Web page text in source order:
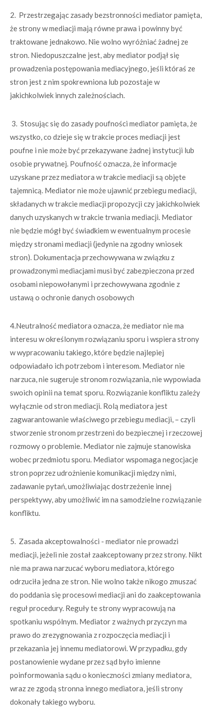
2. Przestrzegając zasady bezstronności mediator pamięta,
że strony w mediacji mają równe prawa i powinny być
traktowane jednakowo. Nie wolno wyróżniać żadnej ze
stron. Niedopuszczalne jest, aby mediator podjął się
prowadzenia postępowania mediacyjnego, jeśli któraś ze
stron jest z nim spokrewniona lub pozostaje w
jakichkolwiek innych zależnościach.
3. Stosując się do zasady poufności mediator pamięta, że
wszystko, co dzieje się w trakcie proces mediacji jest
poufne i nie może być przekazywane żadnej instytucji lub
osobie prywatnej. Poufność oznacza, że informacje
uzyskane przez mediatora w trakcie mediacji są objęte
tajemnicą. Mediator nie może ujawnić przebiegu mediacji,
składanych w trakcie mediacji propozycji czy jakichkolwiek
danych uzyskanych w trakcie trwania mediacji. Mediator
nie będzie mógł być świadkiem w ewentualnym procesie
między stronami mediacji (jedynie na zgodny wniosek
stron). Dokumentacja przechowywana w związku z
prowadzonymi mediacjami musi być zabezpieczona przed
osobami niepowołanymi i przechowywana zgodnie z
ustawą o ochronie danych osobowych
4.Neutralność mediatora oznacza, że mediator nie ma
interesu w określonym rozwiązaniu sporu i wspiera strony
w wypracowaniu takiego, które będzie najlepiej
odpowiadało ich potrzebom i interesom. Mediator nie
narzuca, nie sugeruje stronom rozwiązania, nie wypowiada
swoich opinii na temat sporu. Rozwiązanie konfliktu zależy
wyłącznie od stron mediacji. Rolą mediatora jest
zagwarantowanie właściwego przebiegu mediacji, – czyli
stworzenie stronom przestrzeni do bezpiecznej i rzeczowej
rozmowy o problemie. Mediator nie zajmuje stanowiska
wobec przedmiotu sporu. Mediator wspomaga negocjacje
stron poprzez udrożnienie komunikacji między nimi,
zadawanie pytań, umożliwiając dostrzeżenie innej
perspektywy, aby umożliwić im na samodzielne rozwiązanie
konfliktu.
5. Zasada akceptowalności - mediator nie prowadzi
mediacji, jeżeli nie został zaakceptowany przez strony. Nikt
nie ma prawa narzucać wyboru mediatora, którego
odrzuciła jedna ze stron. Nie wolno także nikogo zmuszać
do poddania się procesowi mediacji ani do zaakceptowania
reguł procedury. Reguły te strony wypracowują na
spotkaniu wspólnym. Mediator z ważnych przyczyn ma
prawo do zrezygnowania z rozpoczęcia mediacji i
przekazania jej innemu mediatorowi. W przypadku, gdy
postanowienie wydane przez sąd było imienne
poinformowania sądu o konieczności zmiany mediatora,
wraz ze zgodą stronna innego mediatora, jeśli strony
dokonały takiego wyboru.